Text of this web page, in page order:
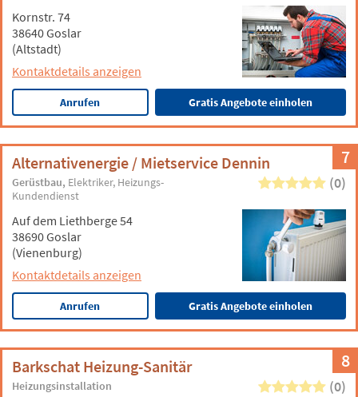
Kornstr. 74
38640 Goslar
(Altstadt)
Kontaktdetails anzeigen
Anrufen Gratis Angebote einholen
7
Alternativenergie / Mietservice Dennin
Gerüstbau Elektriker Heizungs-
Kundendienst
(0)
Auf dem Liethberge 54
38690 Goslar
(Vienenburg)
Kontaktdetails anzeigen
Anrufen Gratis Angebote einholen
8
Barkschat Heizung-Sanitär
Heizungsinstallation (0)